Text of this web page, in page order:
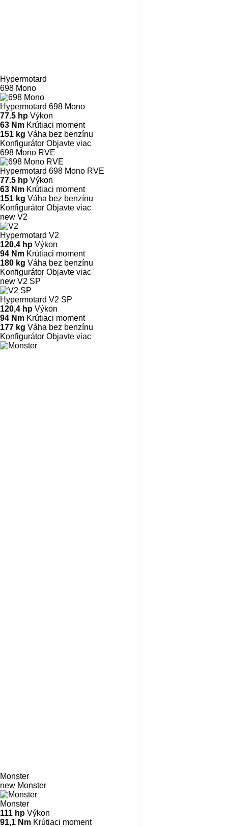
Hypermotard
698 Mono
Hypermotard 698 Mono
77.5 hp Výkon
63 Nm Krútiaci moment
151 kg Váha bez benzínu
Konfigurátor Objavte viac
698 Mono RVE
Hypermotard 698 Mono RVE
77.5 hp Výkon
63 Nm Krútiaci moment
151 kg Váha bez benzínu
Konfigurátor Objavte viac
new V2
Hypermotard V2
120,4 hp Výkon
94 Nm Krútiaci moment
180 kg Váha bez benzínu
Konfigurátor Objavte viac
new V2 SP
Hypermotard V2 SP
120,4 hp Výkon
94 Nm Krútiaci moment
177 kg Váha bez benzínu
Konfigurátor Objavte viac
Monster
new Monster
Monster
111 hp Výkon
91,1 Nm Krútiaci moment